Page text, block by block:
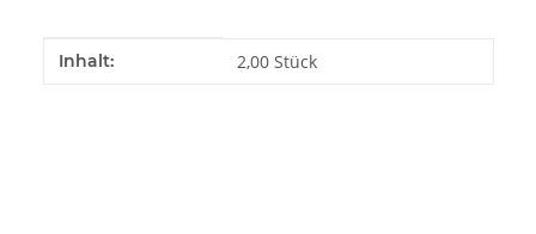
Produkteigenschaft
Wert
Inhalt: 2,00 Stück